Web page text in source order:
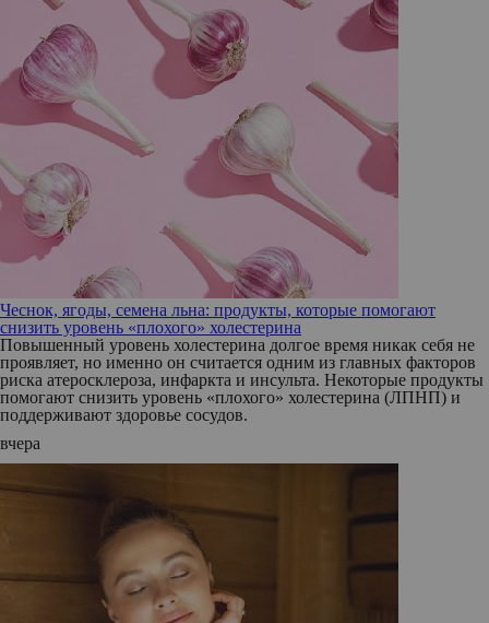
Чеснок, ягоды, семена льна: продукты, которые помогают
снизить уровень «плохого» холестерина
Повышенный уровень холестерина долгое время никак себя не
проявляет, но именно он считается одним из главных факторов
риска атеросклероза, инфаркта и инсульта. Некоторые продукты
помогают снизить уровень «плохого» холестерина (ЛПНП) и
поддерживают здоровье сосудов.
вчера